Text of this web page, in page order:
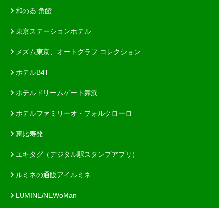
和のゐ 角館
東京ステーションホテル
メズム東京、オートグラフ コレクション
ホテルB4T
ホテルドリームゲート舞浜
ホテルファミリーオ・フォルクローロ
恵比寿発
エキタグ（デジタル駅スタンプアプリ）
ルミネの通販アイルミネ
LUMINE/NEWoMan